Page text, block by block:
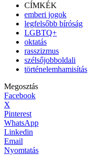
CÍMKÉK
emberi jogok
legfelsőbb bíróság
LGBTQ+
oktatás
rasszizmus
szélsőjobboldali
történelemhamisítás
Megosztás
Facebook
X
Pinterest
WhatsApp
Linkedin
Email
Nyomtatás